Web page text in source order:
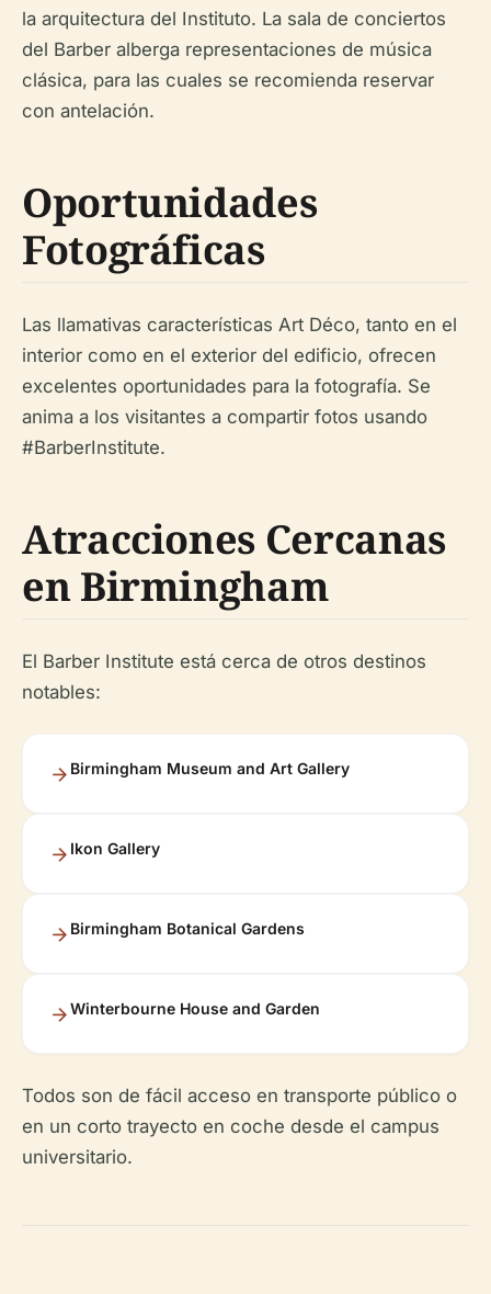
la arquitectura del Instituto. La sala de conciertos
del Barber alberga representaciones de música
clásica, para las cuales se recomienda reservar
con antelación.
Oportunidades
Fotográficas
Las llamativas características Art Déco, tanto en el
interior como en el exterior del edificio, ofrecen
excelentes oportunidades para la fotografía. Se
anima a los visitantes a compartir fotos usando
#BarberInstitute.
Atracciones Cercanas
en Birmingham
El Barber Institute está cerca de otros destinos
notables:
Birmingham Museum and Art Gallery
Ikon Gallery
Birmingham Botanical Gardens
Winterbourne House and Garden
Todos son de fácil acceso en transporte público o
en un corto trayecto en coche desde el campus
universitario.